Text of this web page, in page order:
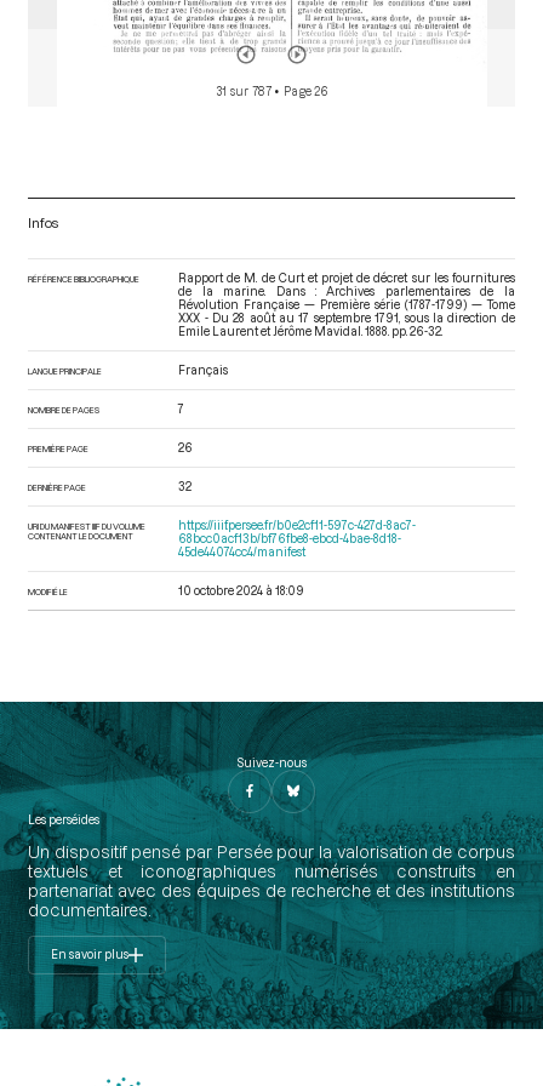
31 sur 787 • Page 26
Infos
RÉFÉRENCE BIBLIOGRAPHIQUE
Rapport de M. de Curt et projet de décret sur les fournitures
de la marine. Dans : Archives parlementaires de la
Révolution Française — Première série (1787-1799) — Tome
XXX - Du 28 août au 17 septembre 1791
, sous la direction de
Emile Laurent et Jérôme Mavidal. 1888. pp. 26-32.
LANGUE PRINCIPALE Français
NOMBRE DE PAGES 7
PREMIÈRE PAGE 26
DERNIÈRE PAGE 32
URI DU MANIFEST IIIF DU VOLUME
CONTENANT LE DOCUMENT
https://iiif.persee.fr/b0e2cf11-597c-427d-8ac7-
68bcc0acf13b/bf76fbe8-ebcd-4bae-8d18-
45de44074cc4/manifest
MODIFIÉ LE 10 octobre 2024 à 18:09
Suivez-nous
Les perséides
Un dispositif pensé par Persée pour la valorisation de corpus
textuels et iconographiques numérisés construits en
partenariat avec des équipes de recherche et des institutions
documentaires.
En savoir plus